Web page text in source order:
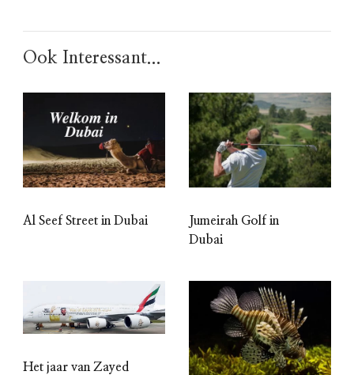
Ook Interessant...
Al Seef Street in Dubai
Jumeirah Golf in
Dubai
Het jaar van Zayed